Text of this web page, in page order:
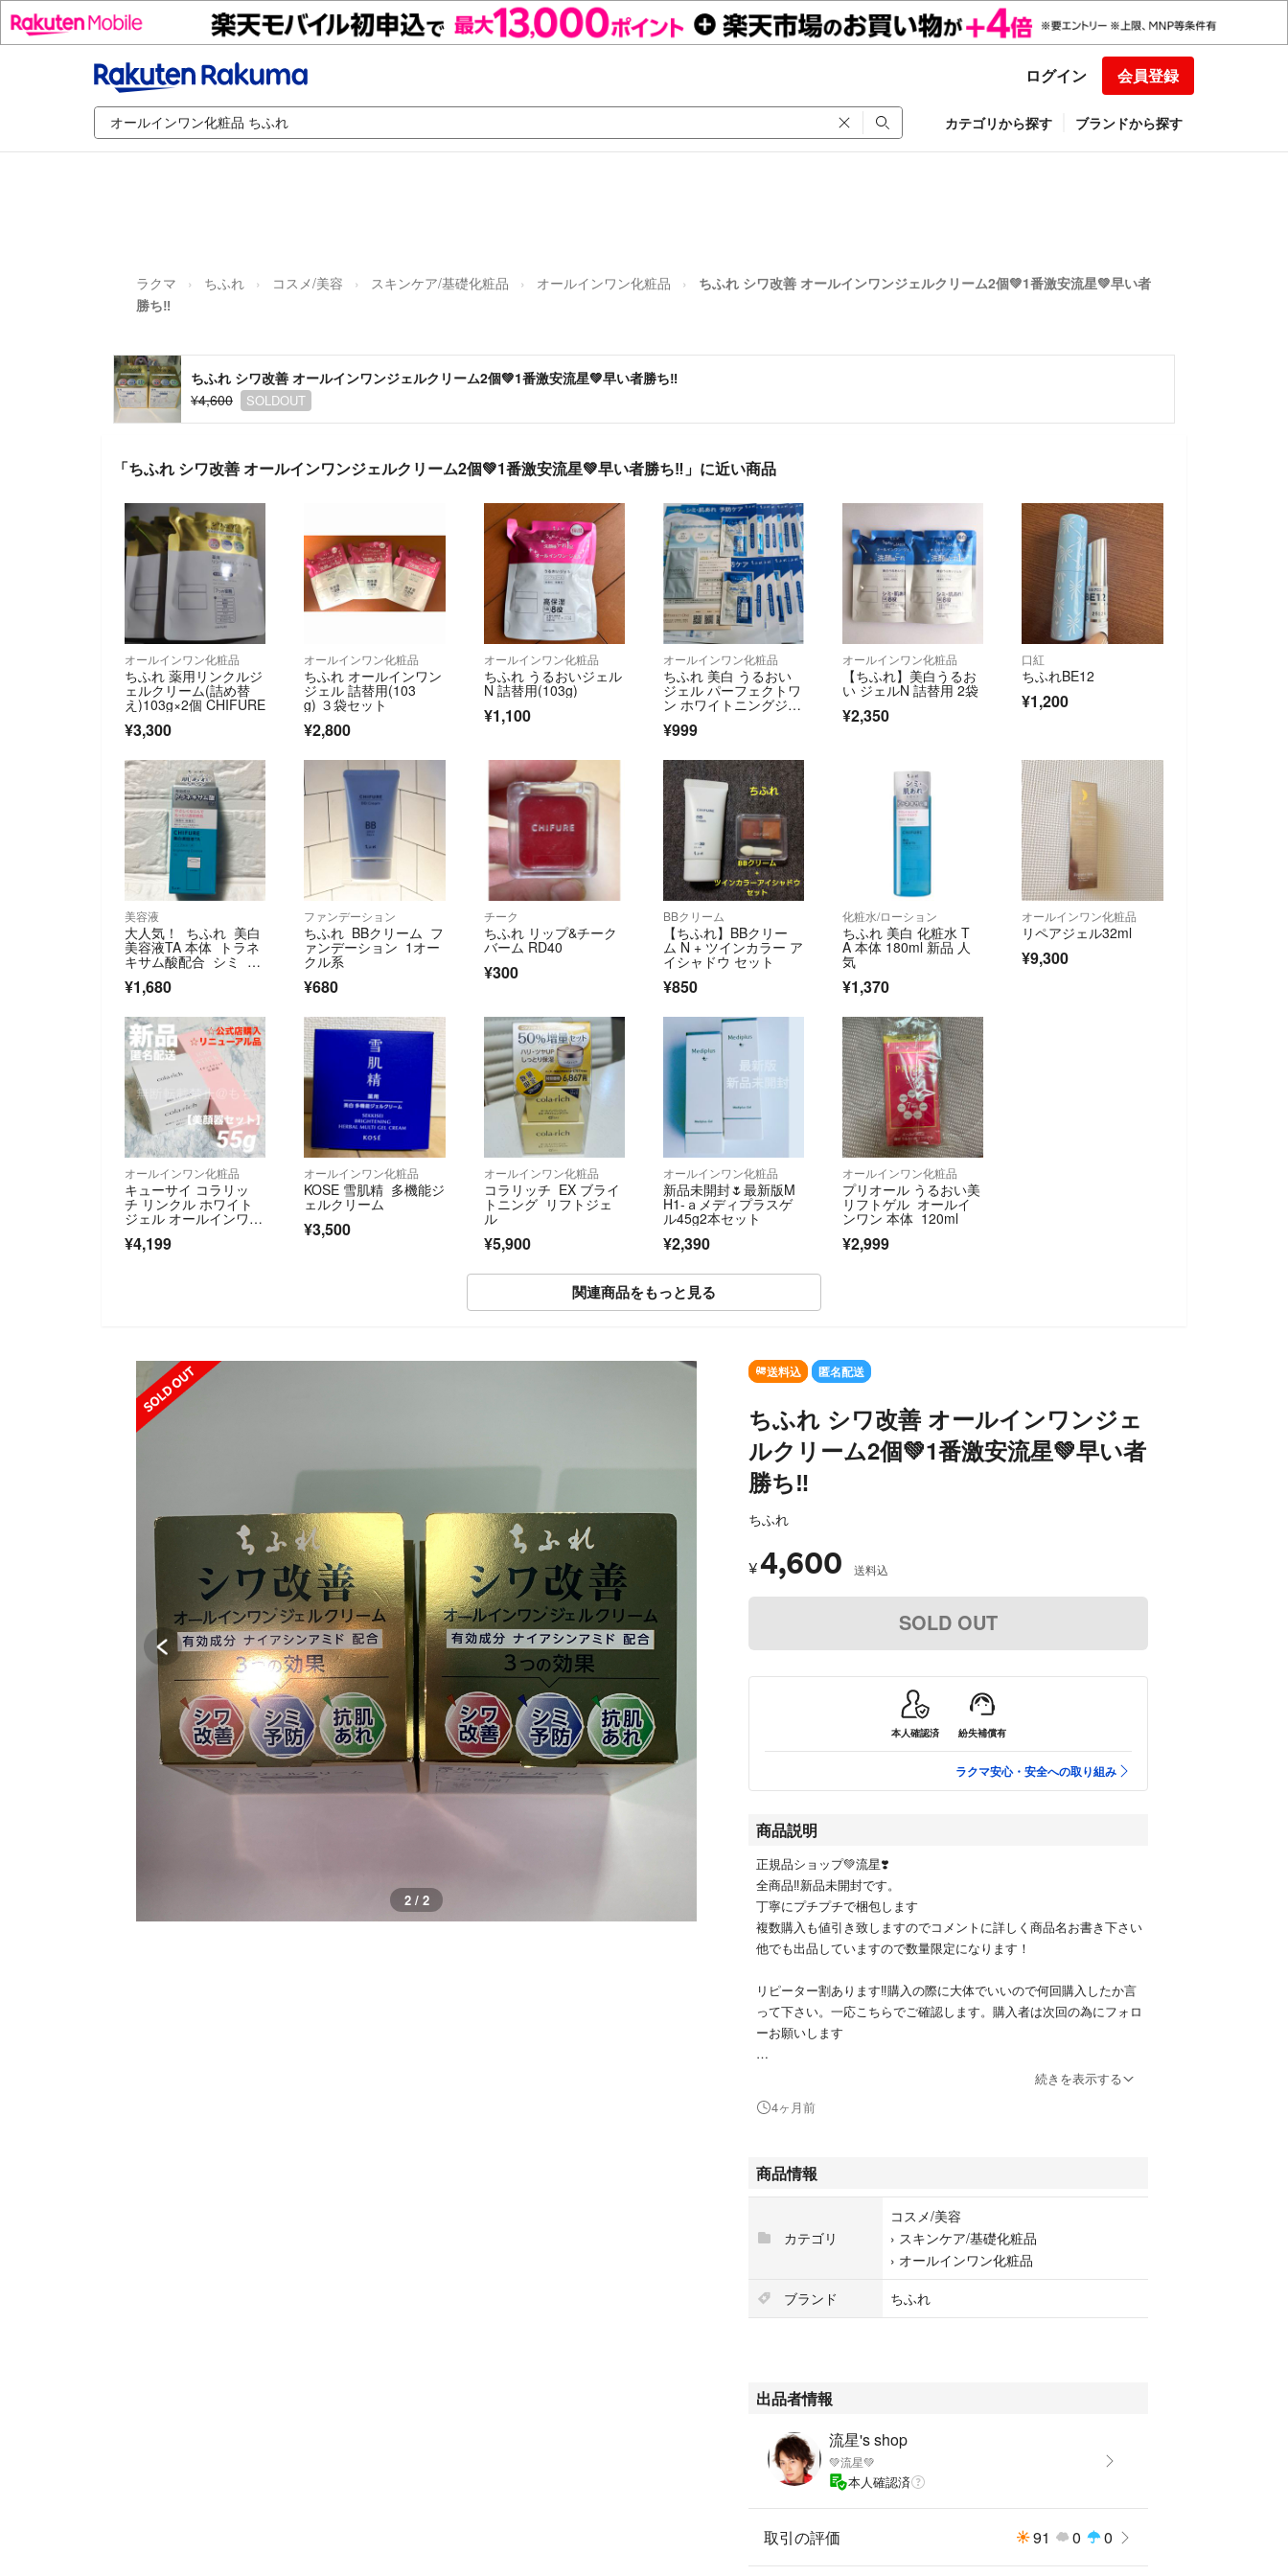
ログイン 会員登録
カテゴリから探す ブランドから探す
ラクマ ちふれ コスメ/美容 スキンケア/基礎化粧品 オールインワン化粧品
ちふれ シワ改善 オールインワンジェルクリーム2個💚1番激安流星💚早い者
勝ち‼️
ちふれ シワ改善 オールインワンジェルクリーム2個💚1番激安流星💚早い者勝ち‼️
¥4,600
SOLDOUT
「ちふれ シワ改善 オールインワンジェルクリーム2個💚1番激安流星💚早い者勝ち‼️」に近い商品
オールインワン化粧品
ちふれ 薬用リンクルジ
ェルクリーム(詰め替
え)103g×2個 CHIFURE
¥3,300
オールインワン化粧品
ちふれ オールインワン
ジェル 詰替用(103
g) ３袋セット
¥2,800
オールインワン化粧品
ちふれ うるおいジェル
N 詰替用(103g)
¥1,100
オールインワン化粧品
ちふれ 美白 うるおい
ジェル パーフェクトワ
ン ホワイトニングジェ
ル サンプル
¥999
オールインワン化粧品
【ちふれ】美白うるお
い ジェルN 詰替用 2袋
¥2,350
口紅
ちふれBE12
¥1,200
美容液
大人気！ ちふれ 美白
美容液TA 本体 トラネ
キサム酸配合 シミ 肌
¥1,680
ファンデーション
ちふれ BBクリーム フ
ァンデーション 1オー
クル系
¥680
チーク
ちふれ リップ&チーク
バーム RD40
¥300
BBクリーム
【ちふれ】BBクリー
ム N + ツインカラー ア
イシャドウ セット
¥850
化粧水/ローション
ちふれ 美白 化粧水 T
A 本体 180ml 新品 人
気
¥1,370
オールインワン化粧品
リペアジェル32ml
¥9,300
オールインワン化粧品
キューサイ コラリッ
チ リンクル ホワイト
ジェル オールインワン
¥4,199
オールインワン化粧品
KOSE 雪肌精 多機能ジ
ェルクリーム
¥3,500
オールインワン化粧品
コラリッチ EX ブライ
トニング リフトジェ
ル
¥5,900
オールインワン化粧品
新品未開封🌷最新版M
H1-ａメディプラスゲ
ル45g2本セット
¥2,390
オールインワン化粧品
プリオール うるおい美
リフトゲル オールイ
ンワン 本体 120ml
¥2,999
関連商品をもっと見る
SOLD OUT SOLD OUT
1 / 2
送料込 匿名配送
ちふれ シワ改善 オールインワンジェ
ルクリーム2個💚1番激安流星💚早い者
勝ち‼️
ちふれ
¥4,600 送料込
SOLD OUT
本人確認済 紛失補償有
ラクマ安心・安全への取り組み
商品説明
正規品ショップ💚流星❣️
全商品‼️新品未開封です。
丁寧にプチプチで梱包します
複数購入も値引き致しますのでコメントに詳しく商品名お書き下さい
他でも出品していますので数量限定になります！
リピーター割あります‼️購入の際に大体でいいので何回購入したか言
って下さい。一応こちらでご確認します。購入者は次回の為にフォロ
ーお願いします
‼️その辺に窃盗犯の出品者が山ほどいっぱいおりますので、そちらで
続きを表示する
4ヶ月前
商品情報
カテゴリ
コスメ/美容
› スキンケア/基礎化粧品
› オールインワン化粧品
ブランド
ちふれ
出品者情報
流星's shop
💚流星💚
本人確認済
取引の評価 91 0 0